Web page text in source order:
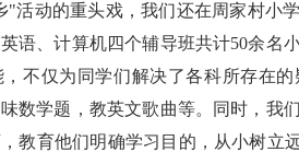
"活动的重头戏，我们还在周家村小
语、计算机四个辅导班共计50余名
不仅为同学们解决了各科所存在
数学题，教英文歌曲等。同时，我
教育他们明确学习目的，从小树立